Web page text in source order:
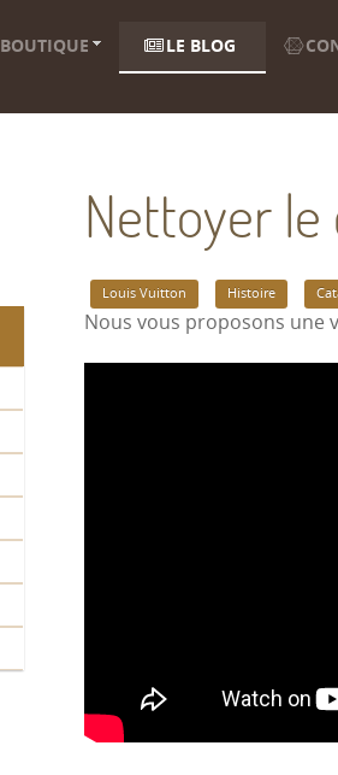
BOUTIQUE LE BLOG
Nettoyer le
Louis Vuitton Histoire
Nous vous proposons une